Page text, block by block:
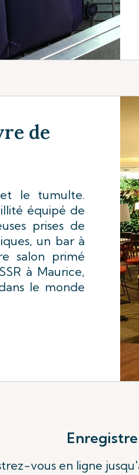
de
le tumulte.
équipé de
prises de
un bar à
salon primé
à Maurice,
le monde
vous en ligne